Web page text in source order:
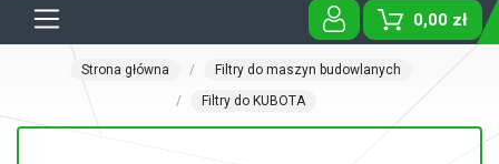
0,00 zł
Strona główna
Filtry do maszyn budowlanych
Filtry do KUBOTA